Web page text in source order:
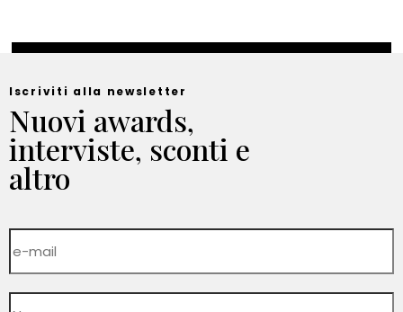
Iscriviti alla newsletter
Nuovi awards,
interviste, sconti e
altro